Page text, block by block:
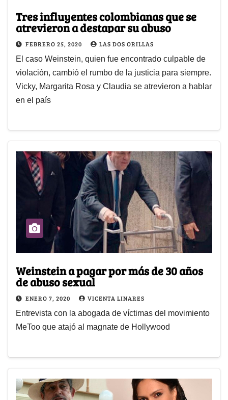
Tres influyentes colombianas que se
atrevieron a destapar su abuso
FEBRERO 25, 2020 LAS DOS ORILLAS
El caso Weinstein, quien fue encontrado culpable de
violación, cambió el rumbo de la justicia para siempre.
Vicky, Margarita Rosa y Claudia se atrevieron a hablar
en el país
Weinstein a pagar por más de 30 años
de abuso sexual
ENERO 7, 2020 VICENTA LINARES
Entrevista con la abogada de víctimas del movimiento
MeToo que atajó al magnate de Hollywood